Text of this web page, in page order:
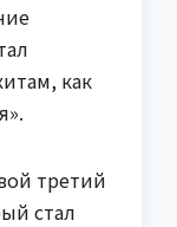
как
третий
стал